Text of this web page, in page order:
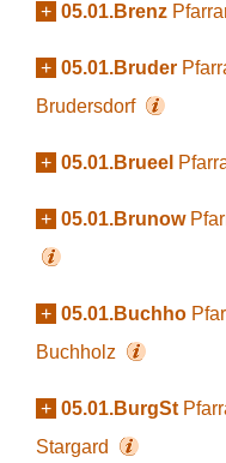
+ 05.01.Brenz
+ 05.01.Bruder
Brudersdorf
+ 05.01.Brueel
+ 05.01.Brunow
+ 05.01.Buchho
Buchholz
+ 05.01.BurgSt
Stargard